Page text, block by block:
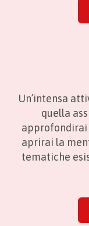
Un’intensa
quella
approfondirai
aprirai la
tematiche